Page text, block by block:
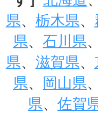
県、 栃木県、
県、 石川県、
県、 滋賀県、
県、 岡山県、
県、 佐賀